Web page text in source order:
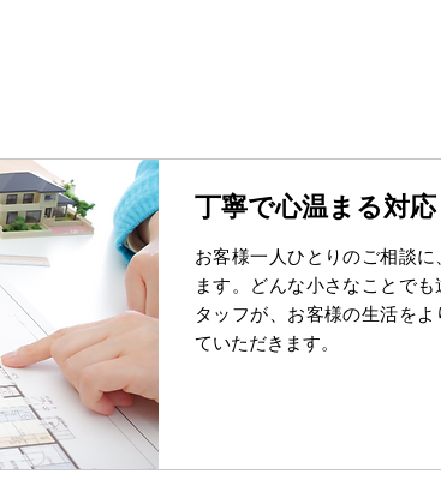
丁寧で心温まる対応
お客様一人ひとりのご相談
ます。どんな小さなことで
タッフが、お客様の生活を
ていただきます。